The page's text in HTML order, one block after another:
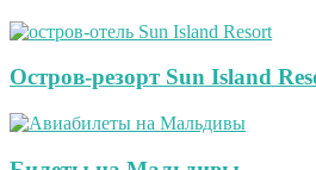
Остров-резорт Sun Island